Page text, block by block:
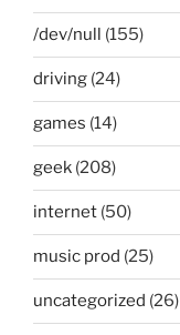
/dev/null (155)
driving (24)
games (14)
geek (208)
internet (50)
music prod (25)
uncategorized (26)